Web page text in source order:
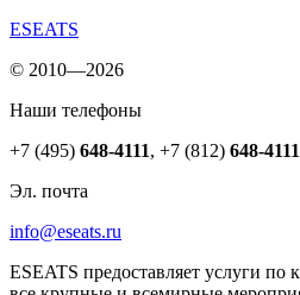
ESEATS
© 2010—2026
Наши телефоны
+7 (495) 648-4111, +7 (812) 648-4111
Эл. почта
info@eseats.ru
ESEATS предоставляет услуги по